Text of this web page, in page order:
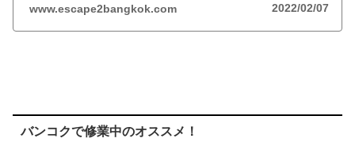
www.escape2bangkok.com 2022/02/07
バンコクで修業中のオススメ！